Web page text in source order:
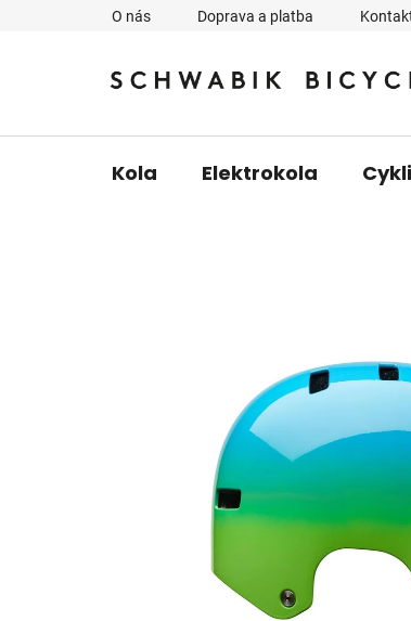
O nás Doprava a platba
Kola Elektrokola